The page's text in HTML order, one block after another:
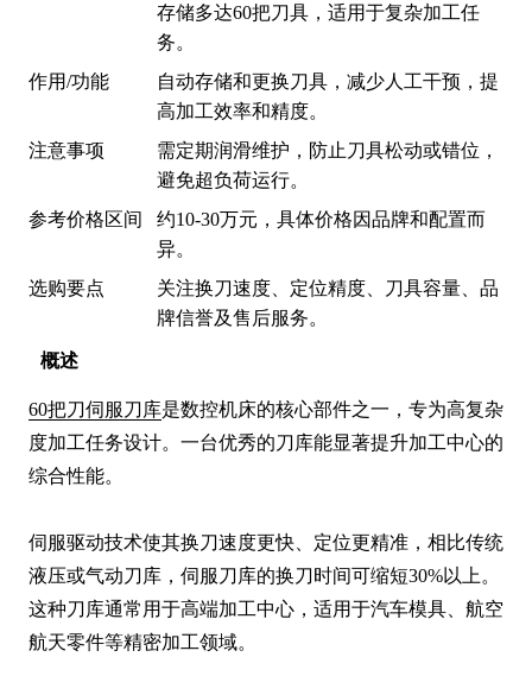
概述
60把刀伺服刀库是数控机床的核心部件之一，专为高复杂
度加工任务设计。一台优秀的刀库能显著提升加工中心的
综合性能。
伺服驱动技术使其换刀速度更快、定位更精准，相比传统
液压或气动刀库，伺服刀库的换刀时间可缩短30%以上。
这种刀库通常用于高端加工中心，适用于汽车模具、航空
航天零件等精密加工领域。
存储多达60把刀具，适用于复杂加工任
务。
作用/功能
自动存储和更换刀具，减少人工干预，提
高加工效率和精度。
注意事项
需定期润滑维护，防止刀具松动或错位，
避免超负荷运行。
参考价格区间
约10-30万元，具体价格因品牌和配置而
异。
选购要点
关注换刀速度、定位精度、刀具容量、品
牌信誉及售后服务。